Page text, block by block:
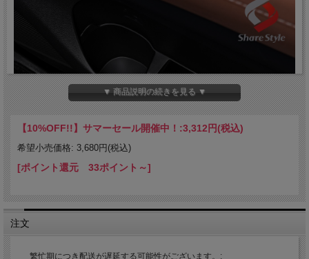
▼ 商品説明の続きを見る ▼
【10%OFF!!】サマーセール開催中！:3,312円(税込)
希望小売価格: 3,680円(税込)
[ポイント還元 33ポイント～]
注文
繁忙期につき配送が遅延する可能性がございます。: